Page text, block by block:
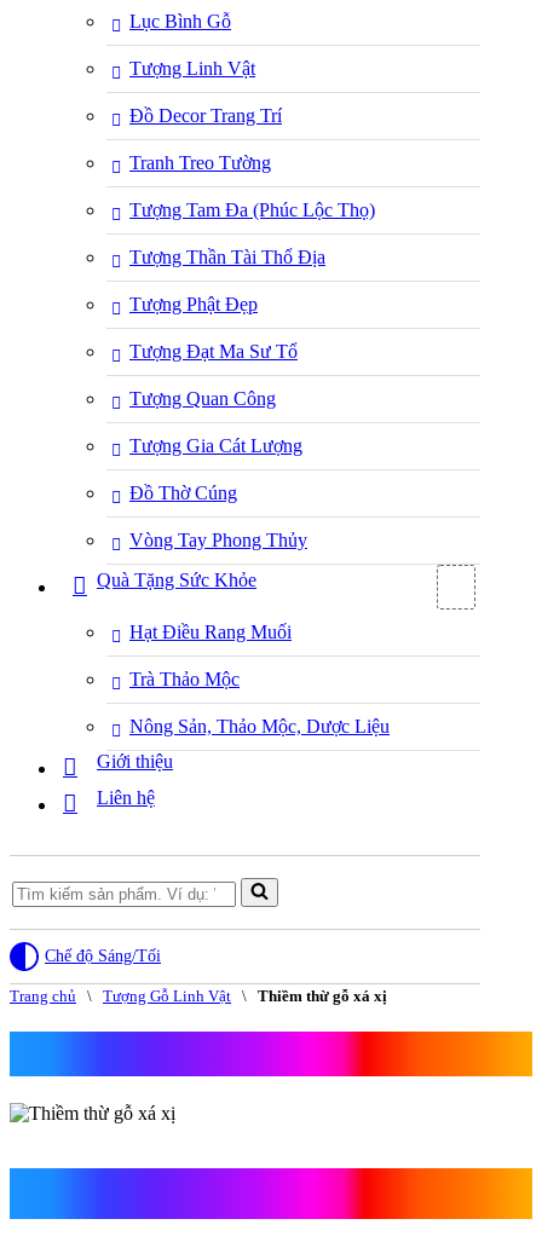
Lục Bình Gỗ
Tượng Linh Vật
Đồ Decor Trang Trí
Tranh Treo Tường
Tượng Tam Đa (Phúc Lộc Thọ)
Tượng Thần Tài Thổ Địa
Tượng Phật Đẹp
Tượng Đạt Ma Sư Tổ
Tượng Quan Công
Tượng Gia Cát Lượng
Đồ Thờ Cúng
Vòng Tay Phong Thủy
Quà Tặng Sức Khỏe
Hạt Điều Rang Muối
Trà Thảo Mộc
Nông Sản, Thảo Mộc, Dược Liệu
Giới thiệu
Liên hệ
Search
for...
Chế độ Sáng/Tối
Trang chủ \ Tượng Gỗ Linh Vật \ Thiềm thừ gỗ xá xị